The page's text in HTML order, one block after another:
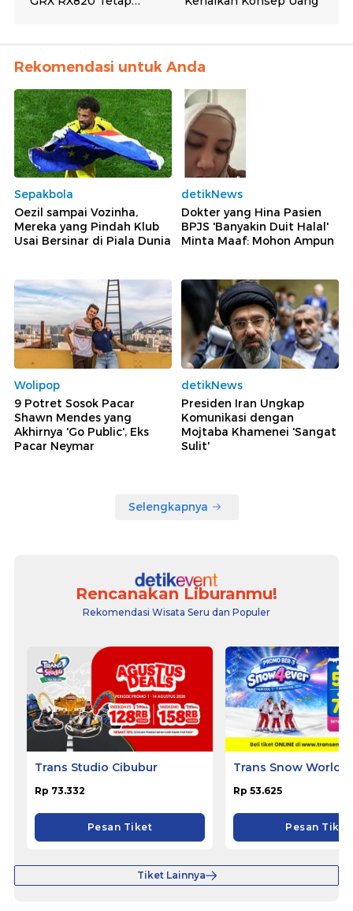
Rekomendasi untuk Anda
Sepakbola
Oezil sampai Vozinha,
Mereka yang Pindah Klub
Usai Bersinar di Piala Dunia
detikNews
Dokter yang Hina Pasien
BPJS 'Banyakin Duit Halal'
Minta Maaf: Mohon Ampun
Wolipop
9 Potret Sosok Pacar
Shawn Mendes yang
Akhirnya 'Go Public', Eks
Pacar Neymar
detikNews
Presiden Iran Ungkap
Komunikasi dengan
Mojtaba Khamenei 'Sangat
Sulit'
Selengkapnya
Rencanakan Liburanmu!
Rekomendasi Wisata Seru dan Populer
Trans Studio Cibubur
Rp 73.332
Pesan Tiket
Trans Snow World
Rp 53.625
Pesan Tiket
Tiket Lainnya